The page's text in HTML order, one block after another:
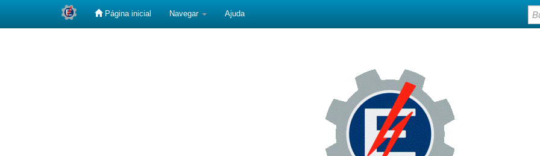
Página inicial Navegar Ajuda